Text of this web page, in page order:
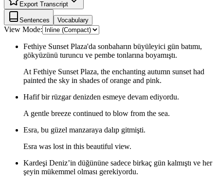
Export Transcript
Sentences Vocabulary
View Mode:
Fethiye Sunset Plaza'da sonbaharın büyüleyici gün batımı,
gökyüzünü turuncu ve pembe tonlarına boyamıştı.
At Fethiye Sunset Plaza, the enchanting autumn sunset had
painted the sky in shades of orange and pink.
Hafif bir rüzgar denizden esmeye devam ediyordu.
A gentle breeze continued to blow from the sea.
Esra, bu güzel manzaraya dalıp gitmişti.
Esra was lost in this beautiful view.
Kardeşi Deniz’in düğününe sadece birkaç gün kalmıştı ve her
şeyin mükemmel olması gerekiyordu.